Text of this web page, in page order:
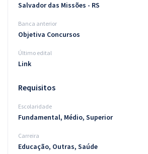
Atendimento
Salvador das Missões - RS
Banca anterior
Objetiva Concursos
Último edital
Link
Requisitos
Escolaridade
Fundamental, Médio, Superior
Carreira
Educação, Outras, Saúde